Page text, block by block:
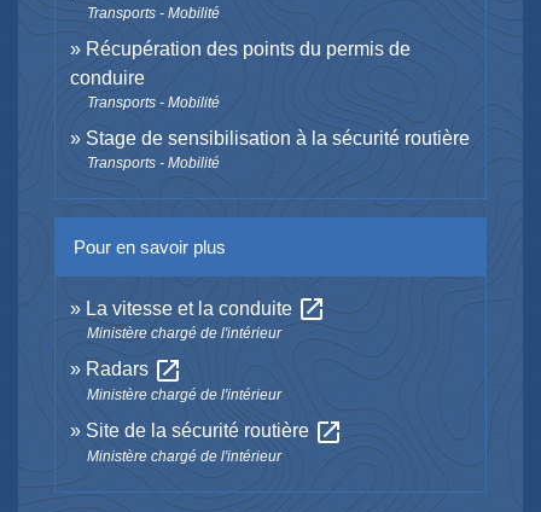
Transports - Mobilité
Récupération des points du permis de
conduire
Transports - Mobilité
Stage de sensibilisation à la sécurité routière
Transports - Mobilité
Pour en savoir plus
La vitesse et la conduite open_in_new
Ministère chargé de l'intérieur
Radarsopen_in_new
Ministère chargé de l'intérieur
Site de la sécurité routièreopen_in_new
Ministère chargé de l'intérieur